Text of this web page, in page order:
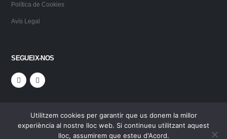
Política de Cookies
Avís Legal
SEGUEIX-NOS
Utilitzem cookies per garantir que us donem la millor
experiència al nostre lloc web. Si continueu utilitzant aquest
lloc, assumirem que esteu d'Acord.